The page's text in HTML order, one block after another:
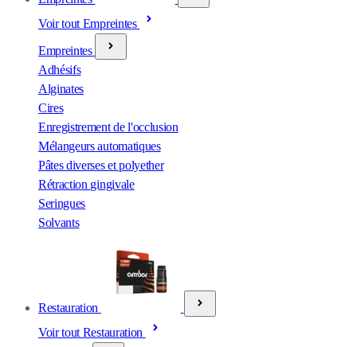
Voir tout Empreintes
Empreintes
Adhésifs
Alginates
Cires
Enregistrement de l'occlusion
Mélangeurs automatiques
Pâtes diverses et polyether
Rétraction gingivale
Seringues
Solvants
Restauration
Voir tout Restauration